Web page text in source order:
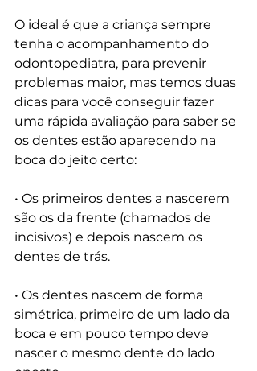
O ideal é que a criança sempre
tenha o acompanhamento do
odontopediatra, para prevenir
problemas maior, mas temos duas
dicas para você conseguir fazer
uma rápida avaliação para saber se
os dentes estão aparecendo na
boca do jeito certo:
• Os primeiros dentes a nascerem
são os da frente (chamados de
incisivos) e depois nascem os
dentes de trás.
• Os dentes nascem de forma
simétrica, primeiro de um lado da
boca e em pouco tempo deve
nascer o mesmo dente do lado